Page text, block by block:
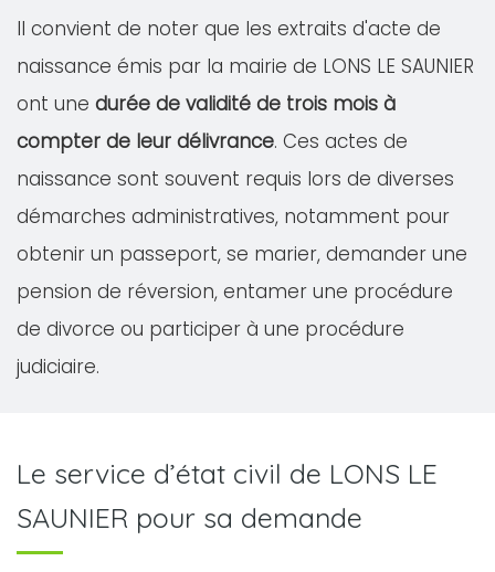
Il convient de noter que les extraits d'acte de
naissance émis par la mairie de LONS LE SAUNIER
ont une durée de validité de trois mois à
compter de leur délivrance. Ces actes de
naissance sont souvent requis lors de diverses
démarches administratives, notamment pour
obtenir un passeport, se marier, demander une
pension de réversion, entamer une procédure
de divorce ou participer à une procédure
judiciaire.
Le service d’état civil de LONS LE
SAUNIER pour sa demande